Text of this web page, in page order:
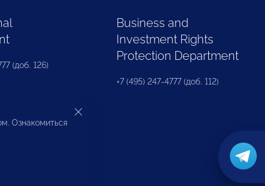
(доб. 126)
Business and
Investment Rights
Protection Department
+7 (495) 247-4777 (доб. 112)
Ознакомиться